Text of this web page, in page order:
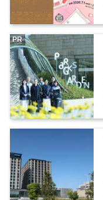
PR